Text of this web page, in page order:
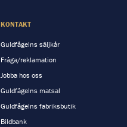
KONTAKT
Guldfågelns säljkår
Fråga/reklamation
Jobba hos oss
Guldfågelns matsal
Guldfågelns fabriksbutik
Bildbank